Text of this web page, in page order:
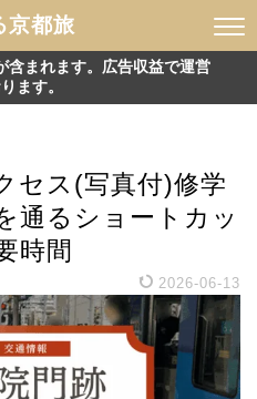
京都旅
まれます。広告収益で運営
ます。
セス(写真付)修学
通るショートカッ
時間
2026-06-13